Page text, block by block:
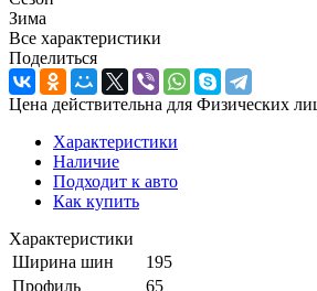
Зима
Все характеристики
Поделиться
Цена действительна для Физических
Характеристики
Наличие
Подходит к авто
Как купить
Характеристики
Ширина шин
195
Профиль
65